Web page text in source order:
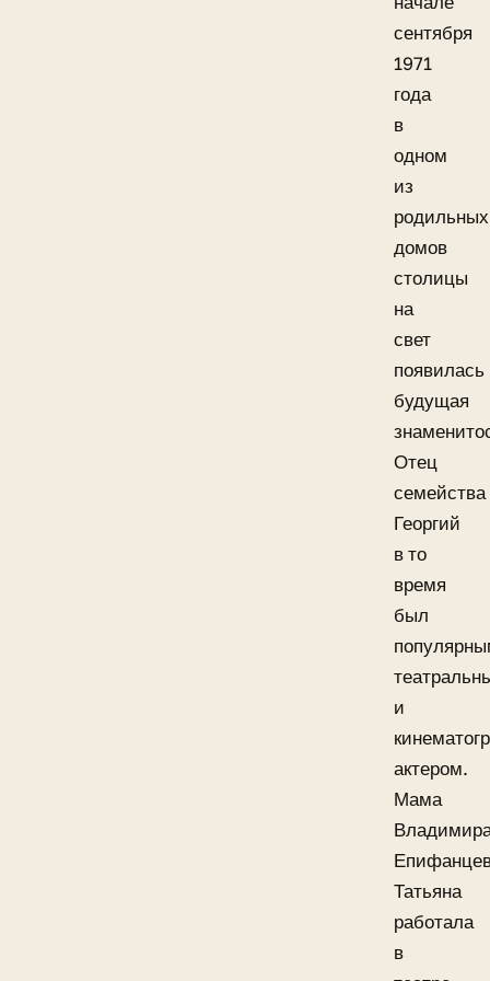
сентября
1971
года
в
одном
из
родильных
домов
столицы
на
свет
появилась
будущая
Отец
семейства
Георгий
в то
время
был
и
актером.
Мама
Татьяна
работала
в